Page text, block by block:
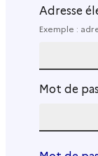
Adresse
Exemple :
Mot de